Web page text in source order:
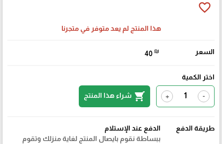
favorite_border
هذا المنتج لم يعد متوفر في متجرنا
السعر 40 ₪
اختر الكمية
-
+
shopping_cart شراء هذا المنتج
طريقة الدفع
الدفع عند الإستلام
ببساطة نقوم بايصال المنتج لغاية منزلك وتقوم